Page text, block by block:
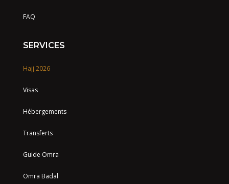
FAQ
SERVICES
Hajj 2026
Visas
Hébergements
Transferts
Guide Omra
Omra Badal